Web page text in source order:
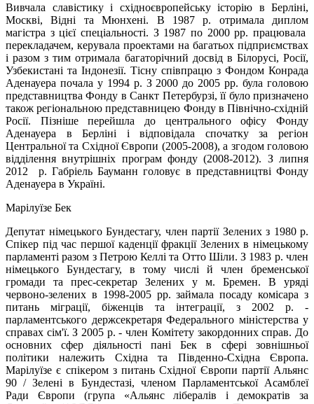
Вивчала славістику і східноєвропейську історію в Берліні,
Москві, Відні та Мюнхені. В 1987 р. отримала диплом
магістра з цієї спеціальності. З 1987 по 2000 рр. працювала
перекладачем, керувала проектами на багатьох підприємствах
і разом з тим отримала багаторічний досвід в Білорусі, Росії,
Узбекистані та Індонезії. Тісну співпрацю з Фондом Конрада
Аденауера почала у 1994 р. З 2000 до 2005 рр. була головою
представництва Фонду в Санкт Петербурзі, її було призначено
також регіональною представницею Фонду в Північно-східній
Росії. Пізніше перейшла до центрального офісу Фонду
Аденауера в Берліні і відповідала спочатку за регіон
Центральної та Східної Європи (2005-2008), а згодом головою
відділення внутрішніх програм фонду (2008-2012). З липня
2012 р. Габріель Бауманн головує в представництві Фонду
Аденауера в Україні.
Марілуїзе Бек
Депутат німецького Бундестагу, член партії Зелених з 1980 р.
Спікер під час першої каденції фракції Зелених в німецькому
парламенті разом з Петрою Келлі та Отто Шіли. З 1983 р. член
німецького Бундестагу, в тому числі й член бременської
громади та прес-секретар Зелених у м. Бремен. В уряді
червоно-зелених в 1998-2005 рр. займала посаду комісара з
питань міграції, біженців та інтеграції, з 2002 р. -
парламентського держсекретаря Федерального міністерства у
справах сім'ї. З 2005 р. - член Комітету закордонних справ. До
основних сфер діяльності пані Бек в сфері зовнішньої
політики належить Східна та Південно-Східна Європа.
Марілуїзе є спікером з питань Східної Європи партії Альянс
90 / Зелені в Бундестазі, членом Парламентської Асамблеї
Ради Європи (група «Альянс лібералів і демократів за